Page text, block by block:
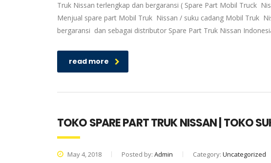
Truk Nissan terlengkap dan bergaransi ( Spare Part Mobil Truck
Menjual spare part Mobil Truk Nissan / suku cadang Mobil Truk
bergaransi dan sebagai distributor Spare Part Truk Nissan
read more
TOKO SPARE PART TRUK NISSAN | TOKO
May 4, 2018 Posted by: Admin Category: Uncategorized